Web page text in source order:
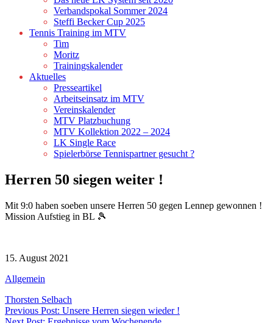
Verbandspokal Sommer 2024
Steffi Becker Cup 2025
Tennis Training im MTV
Tim
Moritz
Trainingskalender
Aktuelles
Presseartikel
Arbeitseinsatz im MTV
Vereinskalender
MTV Platzbuchung
MTV Kollektion 2022 – 2024
LK Single Race
Spielerbörse Tennispartner gesucht ?
Herren 50 siegen weiter !
Mit 9:0 haben soeben unsere Herren 50 gegen Lennep gewonnen !
Mission Aufstieg in BL 🎾
15. August 2021
Allgemein
Thorsten Selbach
Beitragsnavigation
Previous Post: Unsere Herren siegen wieder !